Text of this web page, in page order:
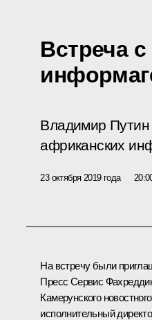
Встреча
Владимир Путин
африканских
23 октября 2019 года
На встречу были
Пресс Сервис
Камерунского
исполнительный